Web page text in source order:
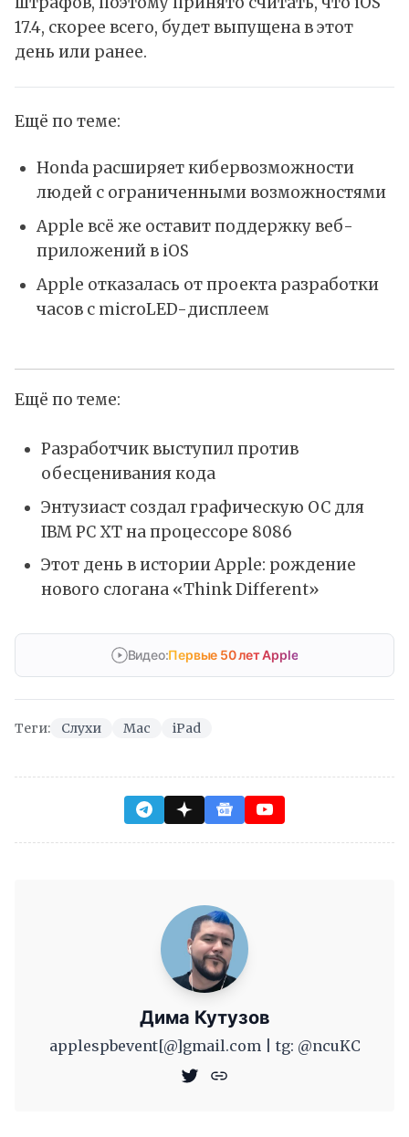
17.4, скорее всего, будет выпущена в этот
день или ранее.
Ещё по теме:
Honda расширяет кибервозможности
людей с ограниченными возможностями
Apple всё же оставит поддержку веб-
приложений в iOS
Apple отказалась от проекта разработки
часов с microLED-дисплеем
Ещё по теме:
Разработчик выступил против
обесценивания кода
Энтузиаст создал графическую ОС для
IBM PC XT на процессоре 8086
Этот день в истории Apple: рождение
нового слогана «Think Different»
Видео:Первые 50 лет Apple
Теги: Слухи Mac iPad
Дима Кутузов
applespbevent[@]gmail.com | tg: @ncuKC